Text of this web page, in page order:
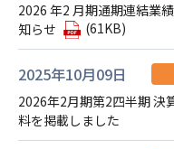
2026 年2 月期通期連結業
知らせ
(61KB)
2025年10月09日
2026年2月期第2四半期 決
料を掲載しました